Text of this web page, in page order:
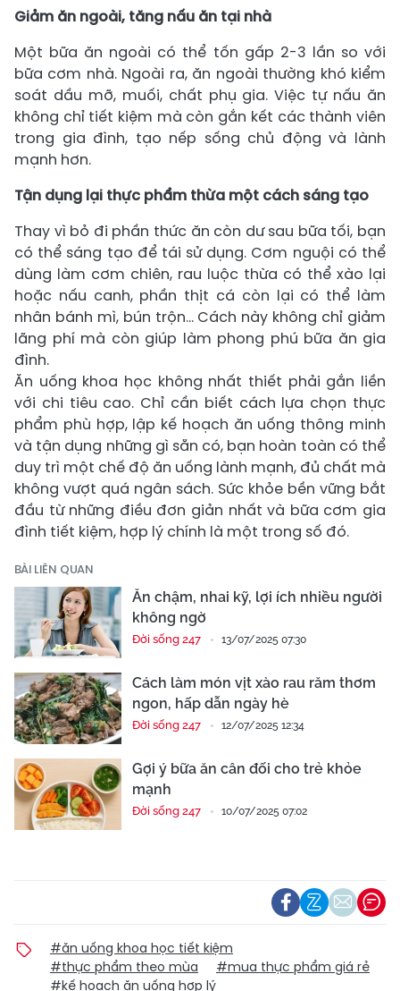
Giảm ăn ngoài, tăng nấu ăn tại nhà
Một bữa ăn ngoài có thể tốn gấp 2-3 lần so với
bữa cơm nhà. Ngoài ra, ăn ngoài thường khó kiểm
soát dầu mỡ, muối, chất phụ gia. Việc tự nấu ăn
không chỉ tiết kiệm mà còn gắn kết các thành viên
trong gia đình, tạo nếp sống chủ động và lành
mạnh hơn.
Tận dụng lại thực phẩm thừa một cách sáng tạo
Thay vì bỏ đi phần thức ăn còn dư sau bữa tối, bạn
có thể sáng tạo để tái sử dụng. Cơm nguội có thể
dùng làm cơm chiên, rau luộc thừa có thể xào lại
hoặc nấu canh, phần thịt cá còn lại có thể làm
nhân bánh mì, bún trộn… Cách này không chỉ giảm
lãng phí mà còn giúp làm phong phú bữa ăn gia
đình.
Ăn uống khoa học không nhất thiết phải gắn liền
với chi tiêu cao. Chỉ cần biết cách lựa chọn thực
phẩm phù hợp, lập kế hoạch ăn uống thông minh
và tận dụng những gì sẵn có, bạn hoàn toàn có thể
duy trì một chế độ ăn uống lành mạnh, đủ chất mà
không vượt quá ngân sách. Sức khỏe bền vững bắt
đầu từ những điều đơn giản nhất và bữa cơm gia
đình tiết kiệm, hợp lý chính là một trong số đó.
BÀI LIÊN QUAN
Ăn chậm, nhai kỹ, lợi ích nhiều người
không ngờ
Đời sống 247 13/07/2025 07:30
Cách làm món vịt xào rau răm thơm
ngon, hấp dẫn ngày hè
Đời sống 247 12/07/2025 12:34
Gợi ý bữa ăn cân đối cho trẻ khỏe
mạnh
Đời sống 247 10/07/2025 07:02
#ăn uống khoa học tiết kiệm
#thực phẩm theo mùa
#mua thực phẩm giá rẻ
#kế hoạch ăn uống hợp lý